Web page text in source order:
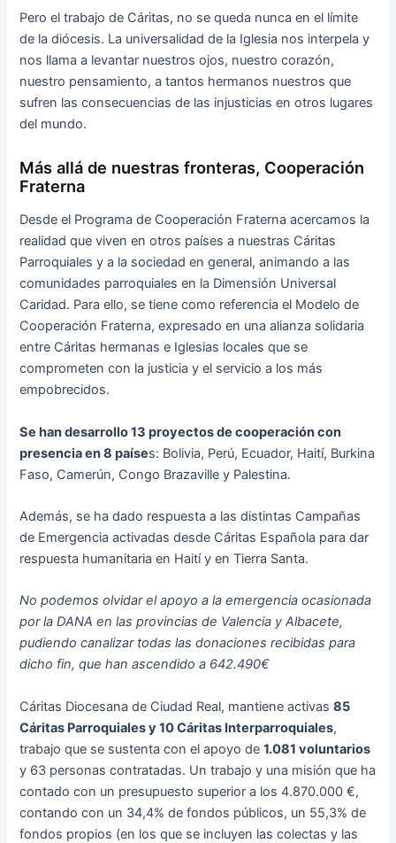
Pero el trabajo de Cáritas, no se queda nunca en el límite
de la diócesis. La universalidad de la Iglesia nos interpela y
nos llama a levantar nuestros ojos, nuestro corazón,
nuestro pensamiento, a tantos hermanos nuestros que
sufren las consecuencias de las injusticias en otros lugares
del mundo.
Más allá de nuestras fronteras, Cooperación
Fraterna
Desde el Programa de Cooperación Fraterna acercamos la
realidad que viven en otros países a nuestras Cáritas
Parroquiales y a la sociedad en general, animando a las
comunidades parroquiales en la Dimensión Universal
Caridad. Para ello, se tiene como referencia el Modelo de
Cooperación Fraterna, expresado en una alianza solidaria
entre Cáritas hermanas e Iglesias locales que se
comprometen con la justicia y el servicio a los más
empobrecidos.
Se han desarrollo 13 proyectos de cooperación con
presencia en 8 países: Bolivia, Perú, Ecuador, Haití, Burkina
Faso, Camerún, Congo Brazaville y Palestina.
Además, se ha dado respuesta a las distintas Campañas
de Emergencia activadas desde Cáritas Española para dar
respuesta humanitaria en Haití y en Tierra Santa.
No podemos olvidar el apoyo a la emergencia ocasionada
por la DANA en las provincias de Valencia y Albacete,
pudiendo canalizar todas las donaciones recibidas para
dicho fin, que han ascendido a 642.490€
Cáritas Diocesana de Ciudad Real, mantiene activas85
Cáritas Parroquiales y 10 Cáritas Interparroquiales,
trabajo que se sustenta con el apoyo de1.081 voluntarios
y 63 personas contratadas. Un trabajo y una misión que ha
contado con un presupuesto superior a los 4.870.000 €,
contando con un 34,4% de fondos públicos, un 55,3% de
fondos propios (en los que se incluyen las colectas y las